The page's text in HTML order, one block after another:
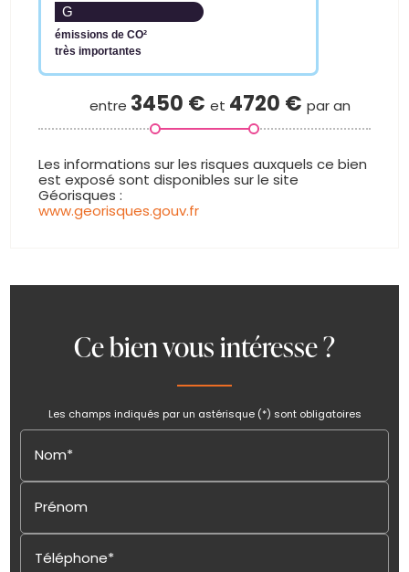
G
émissions de CO²
très importantes
entre 3450€ et 4720€ par an
www.georisques.gouv.fr
Ce bien vous intéresse ?
Les champs indiqués par un astérisque (*) sont obligatoires
Nom*
Prénom
Téléphone*